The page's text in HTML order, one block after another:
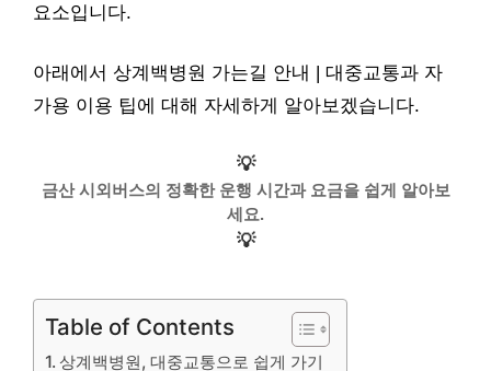
요소입니다.
아래에서 상계백병원 가는길 안내 | 대중교통과 자
가용 이용 팁에 대해 자세하게 알아보겠습니다.
💡
금산 시외버스의 정확한 운행 시간과 요금을 쉽게 알아보
세요.
💡
Table of Contents
상계백병원, 대중교통으로 쉽게 가기